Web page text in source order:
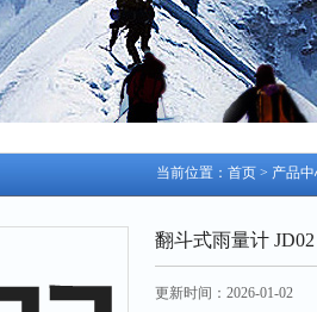
当前位置： 首页 > 产品
翻斗式雨量计 JD02
更新时间：2026-01-02